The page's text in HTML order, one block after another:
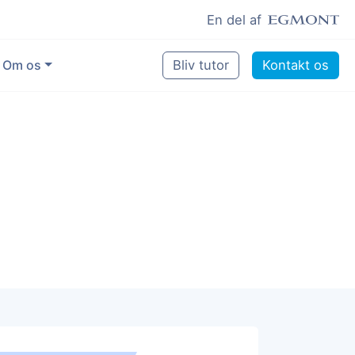
En del af
Om os Bliv tutor Kontakt os